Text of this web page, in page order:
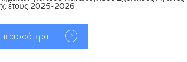
έτους 2025-2026